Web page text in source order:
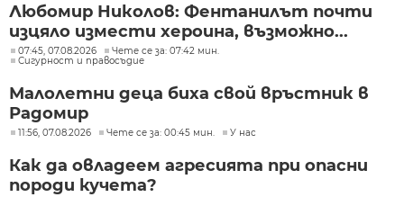
Любомир Николов: Фентанилът почти
изцяло измести хероина, възможно...
07:45, 07.08.2026
Чете се за: 07:42 мин.
Сигурност и правосъдие
Малолетни деца биха свой връстник в
Радомир
11:56, 07.08.2026 Чете се за: 00:45 мин. У нас
Как да овладеем агресията при опасни
породи кучета?